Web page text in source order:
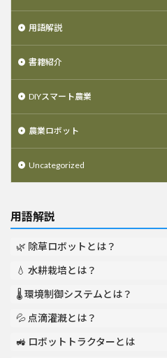
用語解説
書籍紹介
DIYスマート農業
農業ロボット
Uncategorized
用語解説
🌿 除草ロボットとは？
💧 水耕栽培とは？
🌡️ 環境制御システムとは？
💦 点滴灌漑とは？
🚜 ロボットトラクターとは